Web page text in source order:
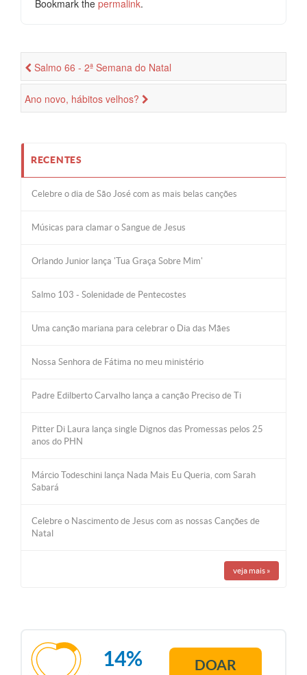
Bookmark the permalink.
Salmo 66 - 2ª Semana do Natal
Ano novo, hábitos velhos?
RECENTES
Celebre o dia de São José com as mais belas canções
Músicas para clamar o Sangue de Jesus
Orlando Junior lança 'Tua Graça Sobre Mim'
Salmo 103 - Solenidade de Pentecostes
Uma canção mariana para celebrar o Dia das Mães
Nossa Senhora de Fátima no meu ministério
Padre Edilberto Carvalho lança a canção Preciso de Ti
Pitter Di Laura lança single Dignos das Promessas pelos 25
anos do PHN
Márcio Todeschini lança Nada Mais Eu Queria, com Sarah
Sabará
Celebre o Nascimento de Jesus com as nossas Canções de
Natal
veja mais »
14% DOAR